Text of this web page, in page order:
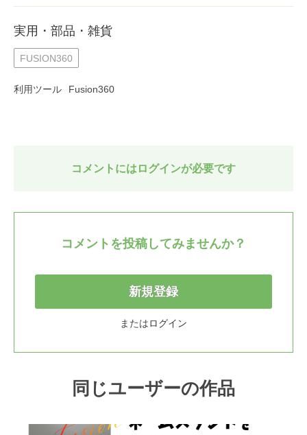
実用・部品・雑貨
FUSION360
利用ツール Fusion360
コメントにはログインが必要です
コメントを投稿してみませんか？
新規登録
またはログイン
同じユーザーの作品